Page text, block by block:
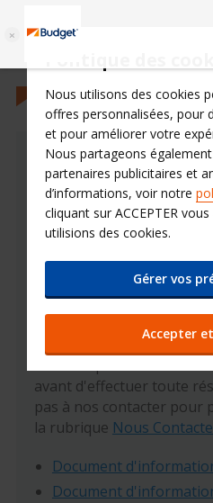
Conditions
Retrouvez nos
assurances
Dans un désir de
clients, Budget vous
assurances lors de votre
avant d'effectuer toute
pas à nos contacter pour
la rubrique Nous
Document
Document
Nous utilisons des cookies
offres personnalisées, pour
et pour améliorer votre
Nous partageons
partenaires publicitaires et
d’informations, voir notre
cliquant sur ACCEPTER
utilisions des cookies.
Gérer vos
Accepter